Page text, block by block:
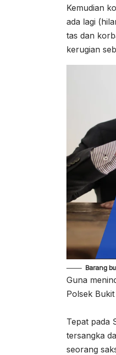
Kemudian
ada lagi
tas dan
kerugian
Barang
Guna
Polsek
Tepat pada
tersangka
seorang